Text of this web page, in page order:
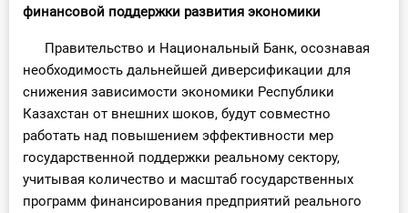
финансовой поддержки развития экономики
Правительство и Национальный Банк, осознавая
необходимость дальнейшей диверсификации для
снижения зависимости экономики Республики
Казахстан от внешних шоков, будут совместно
работать над повышением эффективности мер
государственной поддержки реальному сектору,
учитывая количество и масштаб государственных
программ финансирования предприятий реального